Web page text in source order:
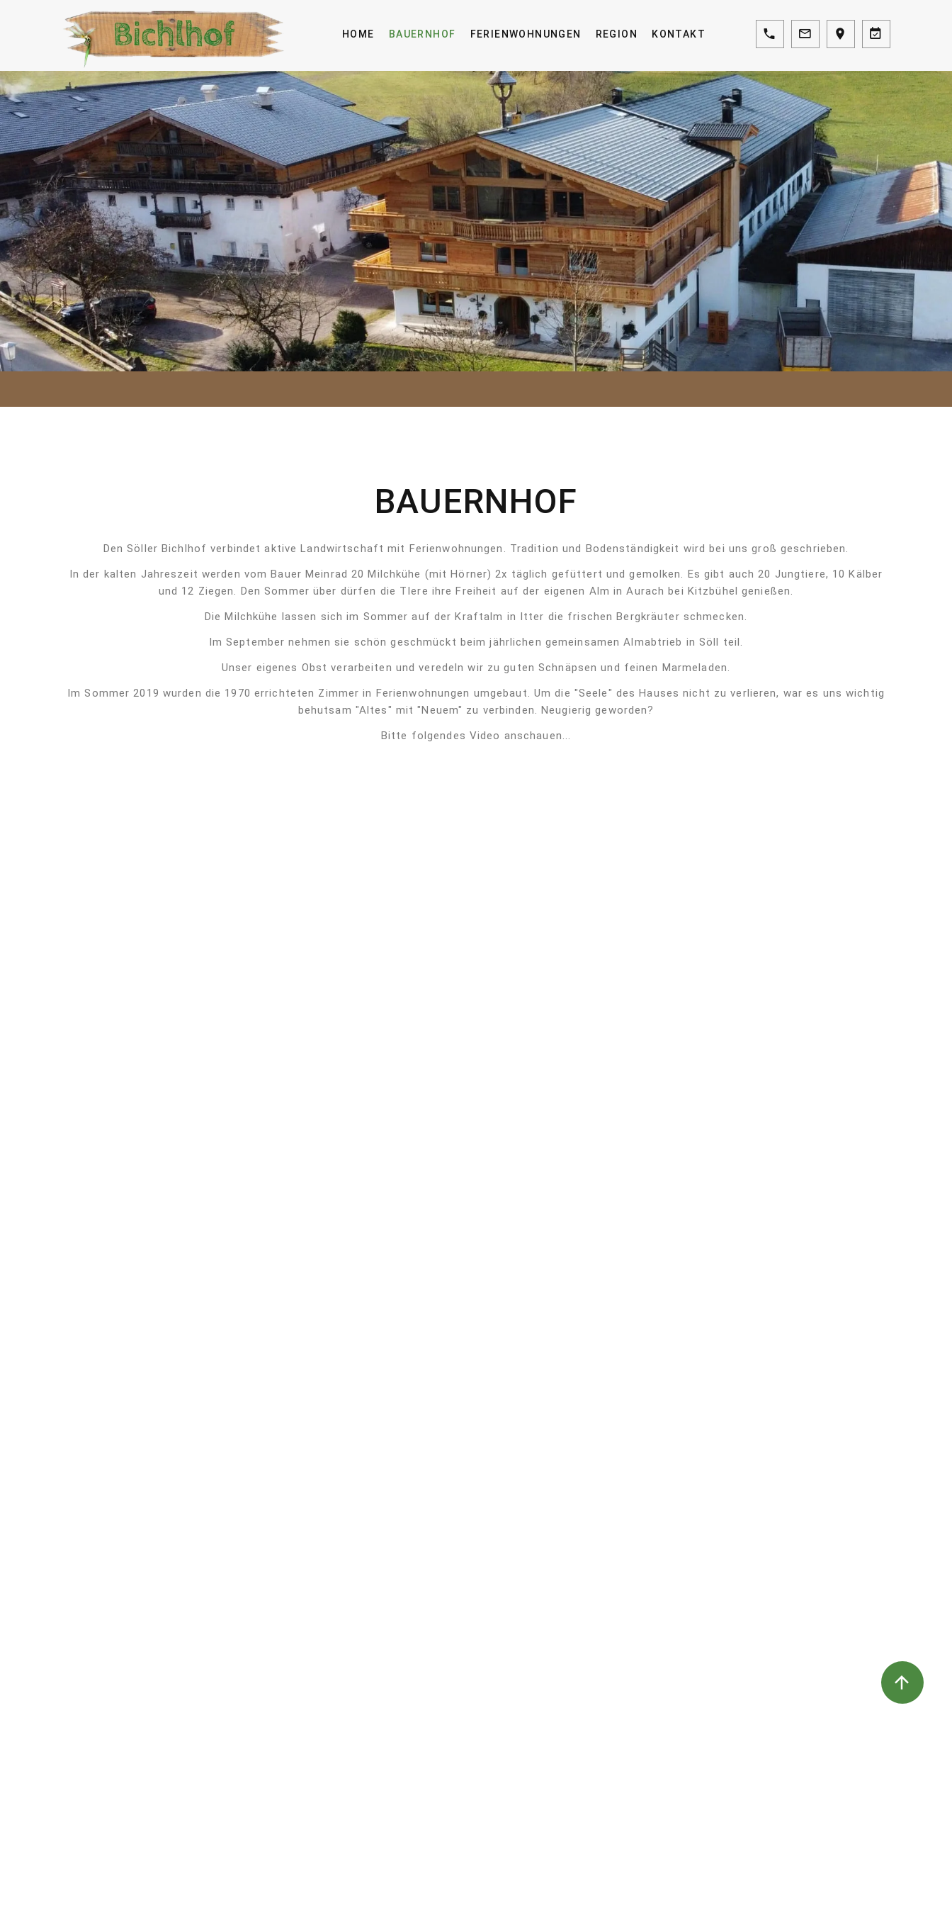
HOME BAUERNHOF FERIENWOHNUNGEN REGION KONTAKT
BAUERNHOF
Den Söller Bichlhof verbindet aktive Landwirtschaft mit Ferienwohnungen. Tradition und Bodenständigkeit wird bei uns groß geschrieben.
In der kalten Jahreszeit werden vom Bauer Meinrad 20 Milchkühe (mit Hörner) 2x täglich gefüttert und gemolken. Es gibt auch 20 Jungtiere, 10 Kälber
und 12 Ziegen. Den Sommer über dürfen die TIere ihre Freiheit auf der eigenen Alm in Aurach bei Kitzbühel genießen.
Die Milchkühe lassen sich im Sommer auf der Kraftalm in Itter die frischen Bergkräuter schmecken.
Im September nehmen sie schön geschmückt beim jährlichen gemeinsamen Almabtrieb in Söll teil.
Unser eigenes Obst verarbeiten und veredeln wir zu guten Schnäpsen und feinen Marmeladen.
Im Sommer 2019 wurden die 1970 errichteten Zimmer in Ferienwohnungen umgebaut. Um die "Seele" des Hauses nicht zu verlieren, war es uns wichtig
behutsam "Altes" mit "Neuem" zu verbinden. Neugierig geworden?
Bitte folgendes Video anschauen...